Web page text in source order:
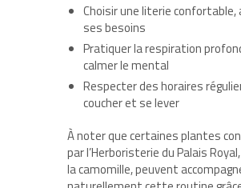
Choisir une literie confortable,
ses besoins
Pratiquer la respiration
calmer le mental
Respecter des horaires
coucher et se lever
À noter que certaines plantes
par l’Herboristerie du Palais
la camomille, peuvent